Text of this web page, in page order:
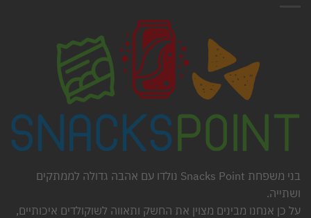
בני משפחת Snacks Point נולדו עם אהבה גדולה לממתקים
ושתייה.
על כן אנחנו מבינים מצוין את החשק ותאווה לשוקולדים איכותיים,